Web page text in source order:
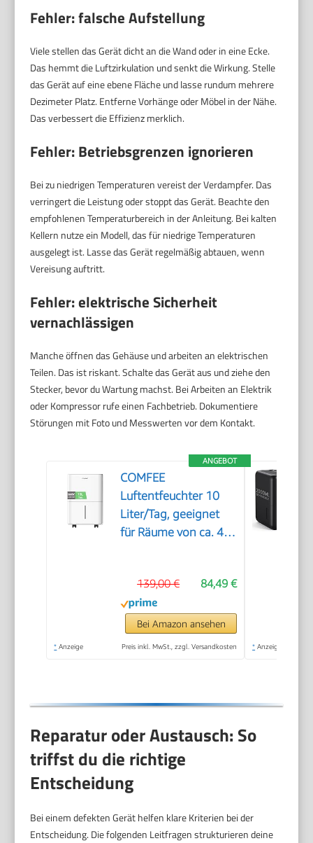
Fehler: falsche Aufstellung
Viele stellen das Gerät dicht an die Wand oder in eine Ecke.
Das hemmt die Luftzirkulation und senkt die Wirkung. Stelle
das Gerät auf eine ebene Fläche und lasse rundum mehrere
Dezimeter Platz. Entferne Vorhänge oder Möbel in der Nähe.
Das verbessert die Effizienz merklich.
Fehler: Betriebsgrenzen ignorieren
Bei zu niedrigen Temperaturen vereist der Verdampfer. Das
verringert die Leistung oder stoppt das Gerät. Beachte den
empfohlenen Temperaturbereich in der Anleitung. Bei kalten
Kellern nutze ein Modell, das für niedrige Temperaturen
ausgelegt ist. Lasse das Gerät regelmäßig abtauen, wenn
Vereisung auftritt.
Fehler: elektrische Sicherheit
vernachlässigen
Manche öffnen das Gehäuse und arbeiten an elektrischen
Teilen. Das ist riskant. Schalte das Gerät aus und ziehe den
Stecker, bevor du Wartung machst. Bei Arbeiten an Elektrik
oder Kompressor rufe einen Fachbetrieb. Dokumentiere
Störungen mit Foto und Messwerten vor dem Kontakt.
ANGEBOT
COMFEE
Luftentfeuchter 10
Liter/Tag, geeignet
für Räume von ca. 40
automatische
Abtauung,
Kindersicherung,
Geräuschreduzierung,
84,49 €
139,00 €
Bei Amazon ansehen
* Anzeige Preis inkl. MwSt., zzgl. Versandkosten * Anzeige
Reparatur oder Austausch: So
triffst du die richtige
Entscheidung
Bei einem defekten Gerät helfen klare Kriterien bei der
Entscheidung. Die folgenden Leitfragen strukturieren deine